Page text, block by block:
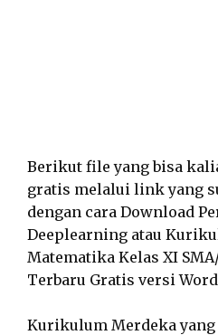
Berikut file yang bisa
gratis melalui link yang
dengan cara Download
Deeplearning atau
Matematika Kelas XI
Terbaru Gratis versi Word
Kurikulum Merdeka